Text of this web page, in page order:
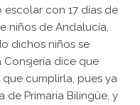
escolar con 17 días de
niños de Andalucía,
dichos niños se
dice que
cumplirla, pues ya
Primaria Bilingüe, y